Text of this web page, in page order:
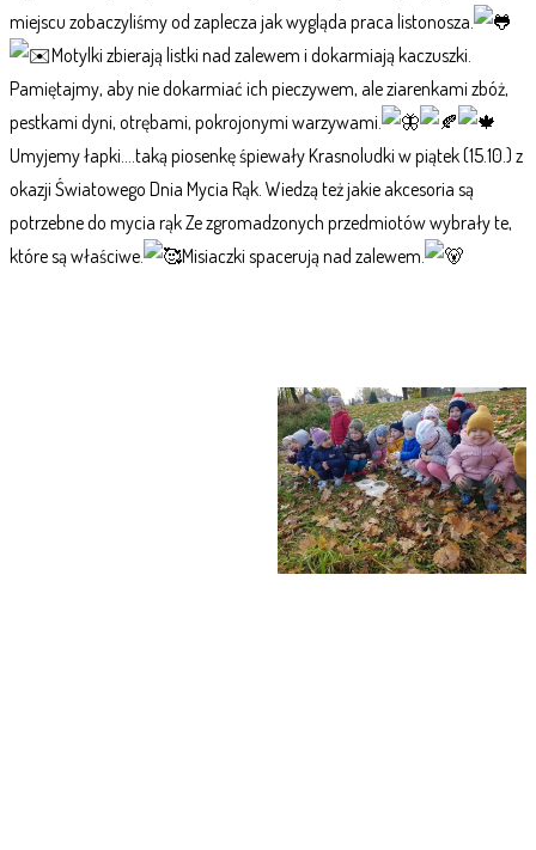
miejscu zobaczyliśmy od zaplecza jak wygląda praca listonosza.
Motylki zbierają listki nad zalewem i dokarmiają kaczuszki.
Pamiętajmy, aby nie dokarmiać ich pieczywem, ale ziarenkami zbóż,
pestkami dyni, otrębami, pokrojonymi warzywami.
Umyjemy łapki….taką piosenkę śpiewały Krasnoludki w piątek (15.10.) z
okazji Światowego Dnia Mycia Rąk. Wiedzą też jakie akcesoria są
potrzebne do mycia rąk Ze zgromadzonych przedmiotów wybrały te,
które są właściwe.
Misiaczki spacerują nad zalewem.